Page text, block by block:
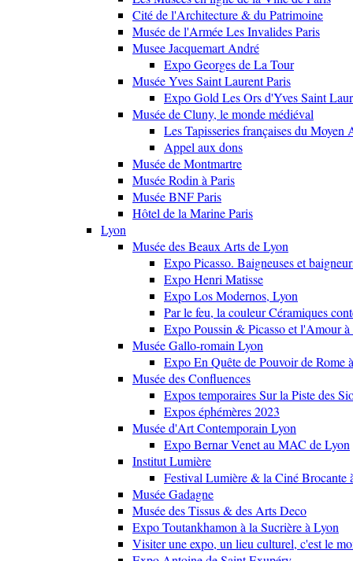
Cité de l'Architecture & du Patrimoine
Musée de l'Armée Les Invalides Paris
Musee Jacquemart André
Expo Georges de La Tour
Musée Yves Saint Laurent Paris
Expo Gold Les Ors d'Yves Saint
Musée de Cluny, le monde médiéval
Les Tapisseries françaises du Moyen
Appel aux dons
Musée de Montmartre
Musée Rodin à Paris
Musée BNF Paris
Hôtel de la Marine Paris
Lyon
Musée des Beaux Arts de Lyon
Expo Picasso. Baigneuses et
Expo Henri Matisse
Expo Los Modernos, Lyon
Par le feu, la couleur Céramiques
Expo Poussin & Picasso et l'Amour
Musée Gallo-romain Lyon
Expo En Quête de Pouvoir de Rome
Musée des Confluences
Expos temporaires Sur la Piste des
Expos éphémères 2023
Musée d'Art Contemporain Lyon
Expo Bernar Venet au MAC de Lyon
Institut Lumière
Festival Lumière & la Ciné Brocante
Musée Gadagne
Musée des Tissus & des Arts Deco
Expo Toutankhamon à la Sucrière à Lyon
Visiter une expo, un lieu culturel, c'est le